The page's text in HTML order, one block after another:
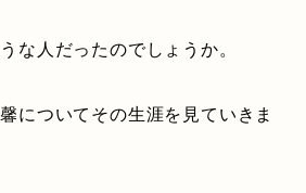
な人だったのでしょうか。
についてその生涯を見ていきま